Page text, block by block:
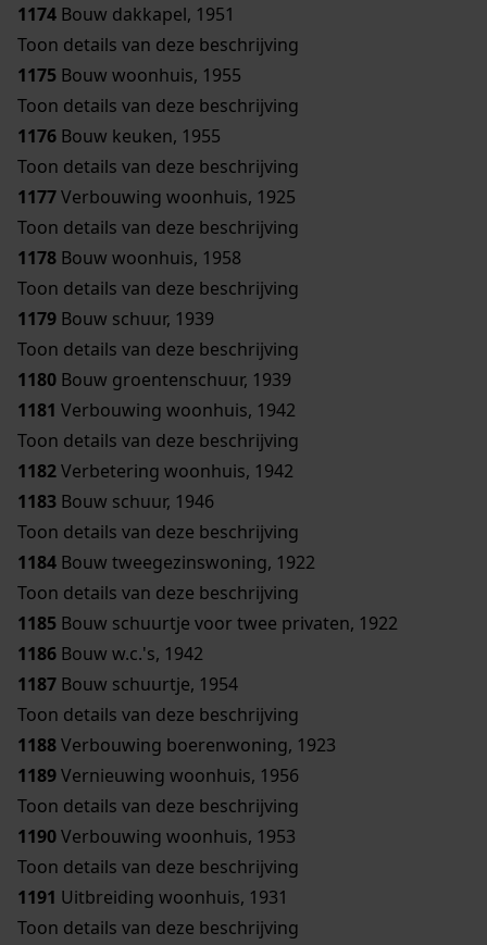
1174 Bouw dakkapel, 1951
Toon details van deze beschrijving
1175 Bouw woonhuis, 1955
Toon details van deze beschrijving
1176 Bouw keuken, 1955
Toon details van deze beschrijving
1177Verbouwing woonhuis, 1925
Toon details van deze beschrijving
1178 Bouw woonhuis, 1958
Toon details van deze beschrijving
1179 Bouw schuur, 1939
Toon details van deze beschrijving
1180 Bouw groentenschuur, 1939
1181 Verbouwing woonhuis, 1942
Toon details van deze beschrijving
1182Verbetering woonhuis, 1942
1183 Bouw schuur, 1946
Toon details van deze beschrijving
1184 Bouw tweegezinswoning, 1922
Toon details van deze beschrijving
1185 Bouw schuurtje voor twee privaten, 1922
1186 Bouw w.c.'s, 1942
1187 Bouw schuurtje, 1954
Toon details van deze beschrijving
1188Verbouwing boerenwoning, 1923
1189Vernieuwing woonhuis, 1956
Toon details van deze beschrijving
1190Verbouwing woonhuis, 1953
Toon details van deze beschrijving
1191 Uitbreiding woonhuis, 1931
Toon details van deze beschrijving